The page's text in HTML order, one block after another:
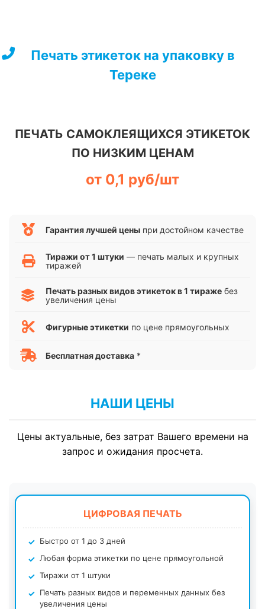
Печать этикеток на упаковку в
Тереке
ПЕЧАТЬ САМОКЛЕЯЩИХСЯ ЭТИКЕТОК
ПО НИЗКИМ ЦЕНАМ
от 0,1 руб/шт
Гарантия лучшей цены при достойном качестве
Тиражи от 1 штуки — печать малых и крупных
тиражей
Печать разных видов этикеток в 1 тираже без
увеличения цены
Фигурные этикетки по цене прямоугольных
Бесплатная доставка *
НАШИ ЦЕНЫ
Цены актуальные, без затрат Вашего времени на
запрос и ожидания просчета.
ЦИФРОВАЯ ПЕЧАТЬ
Быстро от 1 до 3 дней
Любая форма этикетки по цене прямоугольной
Тиражи от 1 штуки
Печать разных видов и переменных данных без
увеличения цены